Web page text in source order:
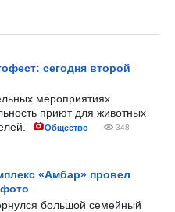
сегодня второй
мероприятиях
приют для животных
Общество 348
«Амбар» провел
большой семейный